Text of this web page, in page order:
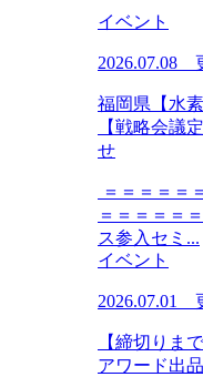
イベント
2026.07.08
福岡県【水
【戦略会議
せ
＝＝＝＝＝
＝＝＝＝
ス参入セミ...
イベント
2026.07.01
【締切りま
アワード出